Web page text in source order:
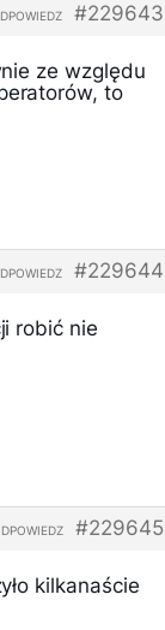
#229643
ze względu
to
#229644
robić nie
#229645
kilkanaście